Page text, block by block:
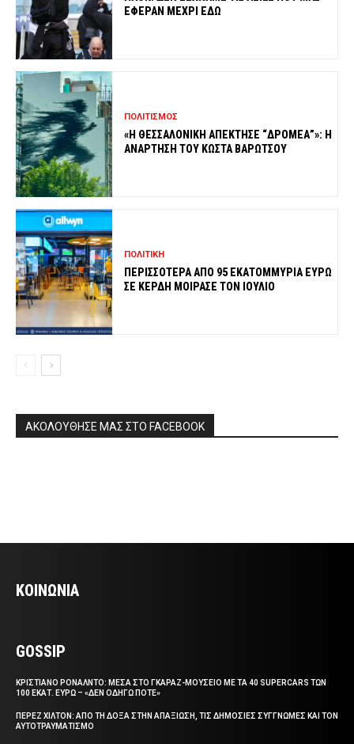
ΕΦΕΡΑΝ ΜΕΧΡΙ ΕΔΩ
ΠΟΛΙΤΙΣΜΟΣ
«Η ΘΕΣΣΑΛΟΝΙΚΗ ΑΠΕΚΤΗΣΕ “ΔΡΟΜΕΑ”»: Η
ΑΝΑΡΤΗΣΗ ΤΟΥ ΚΩΣΤΑ ΒΑΡΩΤΣΟΥ
ΠΟΛΙΤΙΚΗ
ΠΕΡΙΣΣΟΤΕΡΑ ΑΠΟ 95 ΕΚΑΤΟΜΜΥΡΙΑ ΕΥΡΩ
ΣΕ ΚΕΡΔΗ ΜΟΙΡΑΣΕ ΤΟΝ ΙΟΥΛΙΟ
ΑΚΟΛΟΥΘΗΣΕ ΜΑΣ ΣΤΟ FACEBOOK
ΚΟΙΝΩΝΙΑ
GOSSIP
ΚΡΙΣΤΙΑΝΟ ΡΟΝΑΛΝΤΟ: ΜΕΣΑ ΣΤΟ ΓΚΑΡΑΖ-ΜΟΥΣΕΙΟ ΜΕ ΤΑ 40 SUPERCARS ΤΩΝ
100 ΕΚΑΤ. ΕΥΡΩ – «ΔΕΝ ΟΔΗΓΩ ΠΟΤΕ»
ΠΕΡΕΖ ΧΙΛΤΟΝ: ΑΠΟ ΤΗ ΔΟΞΑ ΣΤΗΝ ΑΠΑΞΙΩΣΗ, ΤΙΣ ΔΗΜΟΣΙΕΣ ΣΥΓΓΝΩΜΕΣ ΚΑΙ ΤΟΝ
ΑΥΤΟΤΡΑΥΜΑΤΙΣΜΟ